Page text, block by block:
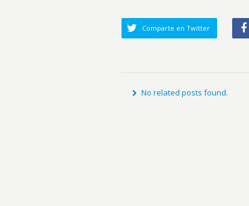
Comparte en Twitter
No related posts found.